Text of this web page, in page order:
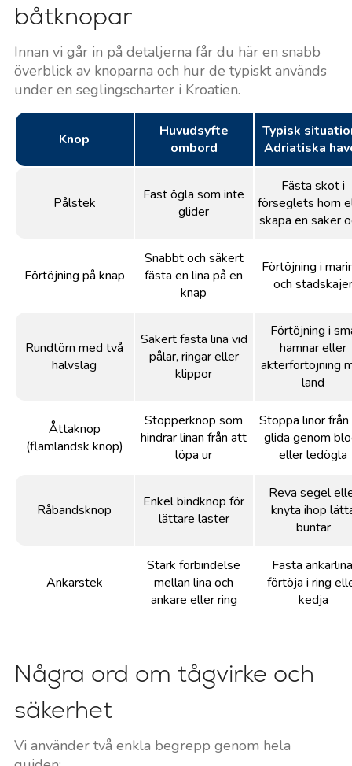
båtknopar
Innan vi går in på detaljerna får du här en snabb
överblick av knoparna och hur de typiskt används
under en seglingscharter i Kroatien.
Knop
Huvudsyfte
ombord
Typisk
Adriatiska
Pålstek
Fast ögla som inte
glider
Fästa skot i
förseglets horn
skapa en säker
Förtöjning på knap
Snabbt och säkert
fästa en lina på en
knap
Förtöjning i
och
Rundtörn med två
halvslag
Säkert fästa lina vid
pålar, ringar eller
klippor
Förtöjning i
hamnar eller
akterförtöjning
land
Åttaknop
(flamländsk knop)
Stopperknop som
hindrar linan från att
löpa ur
Stoppa linor
glida genom
eller ledögla
Råbandsknop
Enkel bindknop för
lättare laster
Reva segel
knyta ihop
buntar
Ankarstek
Stark förbindelse
mellan lina och
ankare eller ring
Fästa
förtöja i ring
kedja
Några ord om tågvirke och
säkerhet
Vi använder två enkla begrepp genom hela